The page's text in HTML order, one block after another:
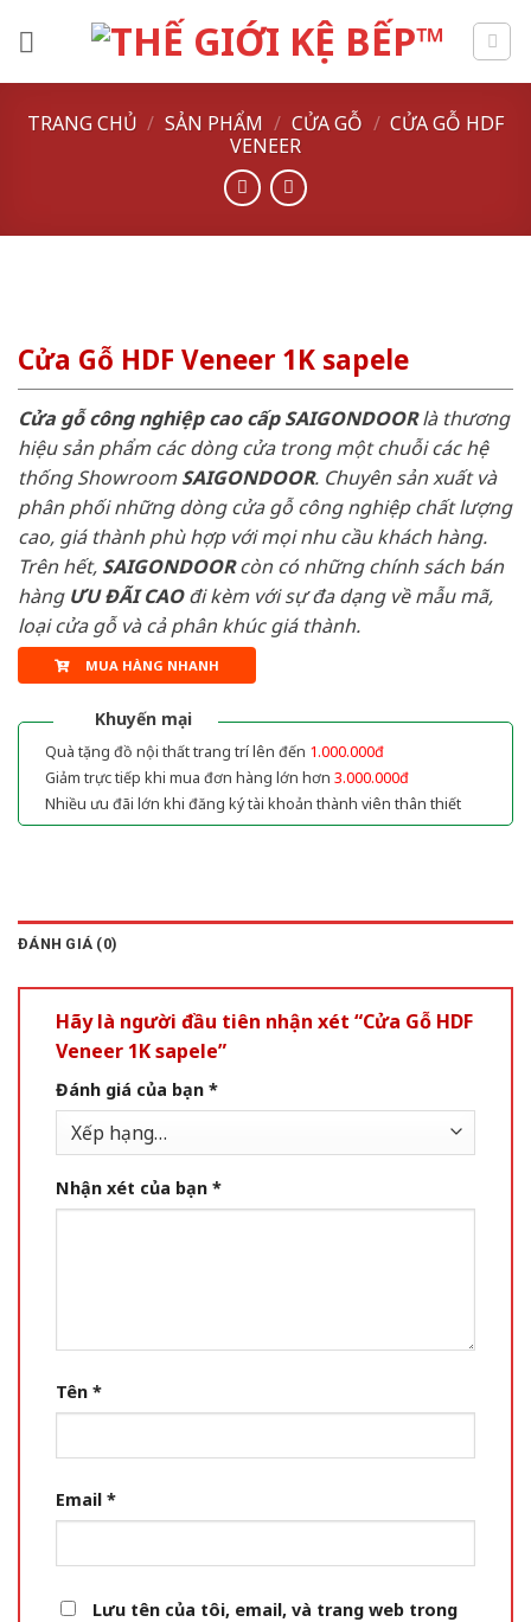
TRANG CHỦ / SẢN PHẨM / CỬA GỖ / CỬA GỖ HDF
VENEER
Cửa Gỗ HDF Veneer 1K sapele
Cửa gỗ công nghiệp cao cấp SAIGONDOORlà thương
hiệu sản phẩm các dòng cửa trong một chuỗi các hệ
thống ShowroomSAIGONDOOR. Chuyên sản xuất và
phân phối những dòng cửa gỗ công nghiệp chất lượng
cao, giá thành phù hợp với mọi nhu cầu khách hàng.
Trên hết, SAIGONDOORcòn có những chính sách bán
hàng ƯU ĐÃI CAOđi kèm với sự đa dạng về mẫu mã,
loại cửa gỗ và cả phân khúc giá thành.
MUA HÀNG NHANH
Khuyến mại
Quà tặng đồ nội thất trang trí lên đến 1.000.000đ
Giảm trực tiếp khi mua đơn hàng lớn hơn 3.000.000đ
Nhiều ưu đãi lớn khi đăng ký tài khoản thành viên thân thiết
ĐÁNH GIÁ (0)
Hãy là người đầu tiên nhận xét “Cửa Gỗ HDF
Veneer 1K sapele”
Đánh giá của bạn *
Nhận xét của bạn *
Tên *
Email *
Lưu tên của tôi, email, và trang web trong